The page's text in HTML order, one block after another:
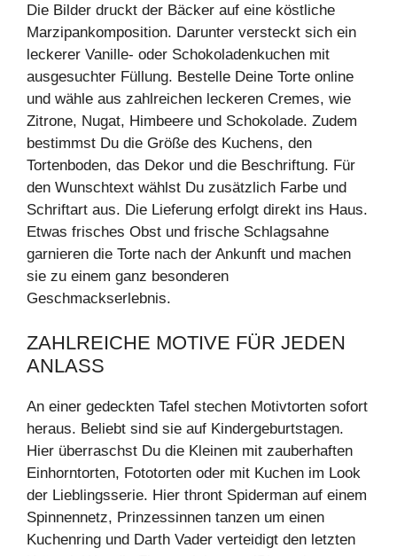
Die Bilder druckt der Bäcker auf eine köstliche
Marzipankomposition. Darunter versteckt sich ein
leckerer Vanille- oder Schokoladenkuchen mit
ausgesuchter Füllung. Bestelle Deine Torte online
und wähle aus zahlreichen leckeren Cremes, wie
Zitrone, Nugat, Himbeere und Schokolade. Zudem
bestimmst Du die Größe des Kuchens, den
Tortenboden, das Dekor und die Beschriftung. Für
den Wunschtext wählst Du zusätzlich Farbe und
Schriftart aus. Die Lieferung erfolgt direkt ins Haus.
Etwas frisches Obst und frische Schlagsahne
garnieren die Torte nach der Ankunft und machen
sie zu einem ganz besonderen
Geschmackserlebnis.
ZAHLREICHE MOTIVE FÜR JEDEN
ANLASS
An einer gedeckten Tafel stechen Motivtorten sofort
heraus. Beliebt sind sie auf Kindergeburtstagen.
Hier überraschst Du die Kleinen mit zauberhaften
Einhorntorten, Fototorten oder mit Kuchen im Look
der Lieblingsserie. Hier thront Spiderman auf einem
Spinnennetz, Prinzessinnen tanzen um einen
Kuchenring und Darth Vader verteidigt den letzten